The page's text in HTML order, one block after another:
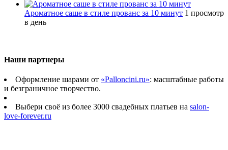
Ароматное саше в стиле прованс за 10 минут 1 просмотр
в день
Наши партнеры
Оформление шарами от «Palloncini.ru»: масштабные работы
и безграничное творчество.
Выбери своё из более 3000 свадебных платьев на salon-
love-forever.ru